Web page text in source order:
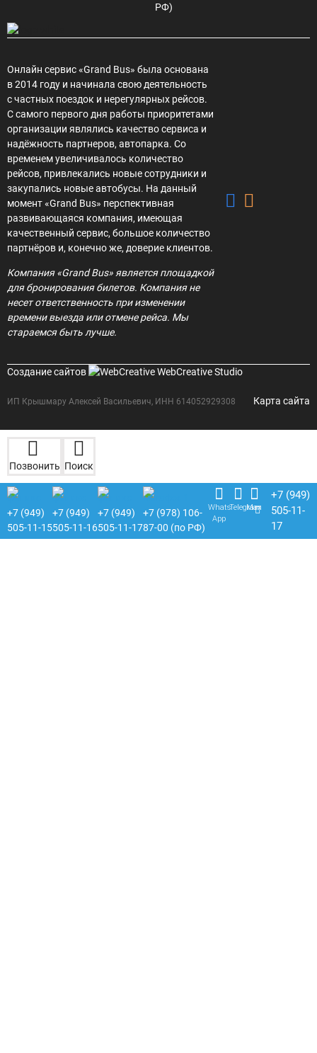
РФ)
Онлайн сервис «Grand Bus» была основана
в 2014 году и начинала свою деятельность
с частных поездок и нерегулярных рейсов.
С самого первого дня работы приоритетами
организации являлись качество сервиса и
надёжность партнеров, автопарка. Со
временем увеличивалось количество
рейсов, привлекались новые сотрудники и
закупались новые автобусы. На данный
момент «Grand Bus» перспективная
развивающаяся компания, имеющая
качественный сервис, большое количество
партнёров и, конечно же, доверие клиентов.
Компания «Grand Bus» является площадкой
для бронирования билетов. Компания не
несет ответственность при изменении
времени выезда или отмене рейса. Мы
стараемся быть лучше.
Создание сайтов WebCreative Studio
ИП Крышмару Алексей Васильевич, ИНН 614052929308 Карта сайта
Позвонить Поиск
+7 (949)
505-11-15
+7 (949)
505-11-16
+7 (949)
505-11-17
+7 (978) 106-
87-00 (по РФ)
Whats
App
Telegram
Max
+7 (949)
505-11-
17